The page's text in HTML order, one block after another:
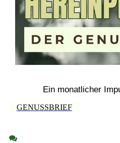
Ein monatlicher
GENUSSBRIEF